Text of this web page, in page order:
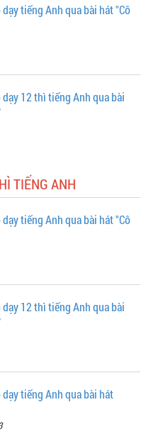
tiếng Anh qua bài hát "Cô
12 thì tiếng Anh qua bài
TIẾNG ANH
tiếng Anh qua bài hát "Cô
12 thì tiếng Anh qua bài
tiếng Anh qua bài hát